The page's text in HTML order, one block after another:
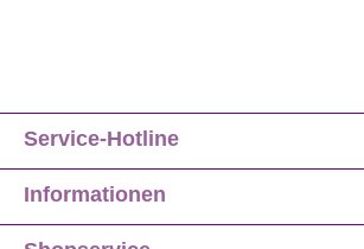
Service-Hotline
Informationen